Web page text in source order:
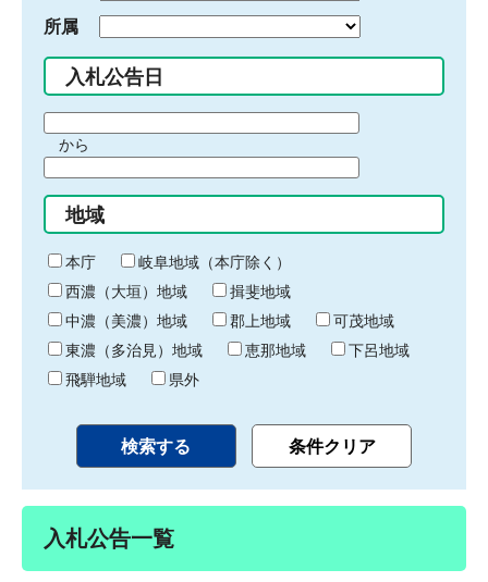
所属
入札公告日
間
始
り
から
間
終
わ
り
地域
本庁
岐阜地域（本庁除く）
西濃（大垣）地域
揖斐地域
中濃（美濃）地域
郡上地域
可茂地域
東濃（多治見）地域
恵那地域
下呂地域
飛騨地域
県外
入札公告一覧